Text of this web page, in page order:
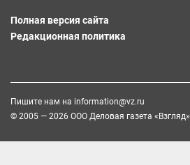
Полная версия сайта
Редакционная политика
Пишите нам на information@vz.ru
© 2005 — 2026 ООО Деловая газета «Взгляд»